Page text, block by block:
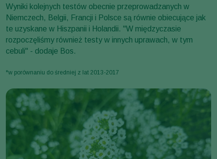
Wyniki kolejnych testów obecnie przeprowadzanych w
Niemczech, Belgii, Francji i Polsce są równie obiecujące jak
te uzyskane w Hiszpanii i Holandii. "W międzyczasie
rozpoczęliśmy również testy w innych uprawach, w tym
cebuli" - dodaje Bos.
*w porównaniu do średniej z lat 2013-2017